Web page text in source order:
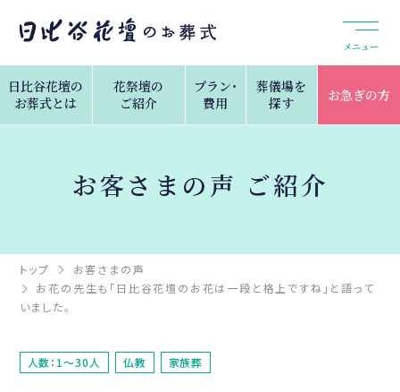
メニュー
日比谷花壇の
お葬式とは
花祭壇の
ご紹介
プラン・
費用
葬儀場を
探す
お急ぎの方
お客さまの声 ご紹介
トップ
お客さまの声
お花の先生も「日比谷花壇のお花は一段と格上ですね」と語って
いました。
人数：1～30人 仏教 家族葬